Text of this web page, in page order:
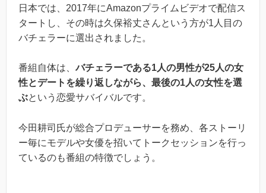
日本では、2017年にAmazonプライムビデオで配信ス
タートし、その時は久保裕丈さんという方が1人目の
バチェラーに選出されました。
番組自体は、バチェラーである1人の男性が25人の女
性とデートを繰り返しながら、最後の1人の女性を選
ぶという恋愛サバイバルです。
今田耕司氏が総合プロデューサーを務め、各ストーリ
ー毎にモデルや女優を招いてトークセッションを行っ
ているのも番組の特徴でしょう。